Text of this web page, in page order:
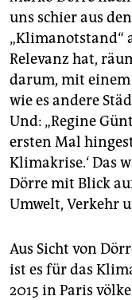
uns schier aus
„Klimanotstand“
Relevanz hat,
darum, mit einem
wie es andere
Und: „Regine
ersten Mal
Klimakrise.‘ Das
Dörre mit Blick
Umwelt, Verkehr
Aus Sicht von
ist es für das
2015 in Paris